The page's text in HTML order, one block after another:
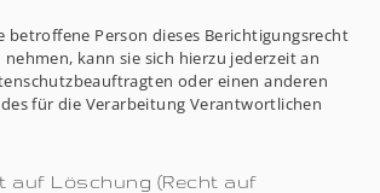
betroffene Person dieses Berichtigungsrecht
nehmen, kann sie sich hierzu jederzeit an
oder einen anderen
für die Verarbeitung Verantwortlichen
Löschung (Recht auf